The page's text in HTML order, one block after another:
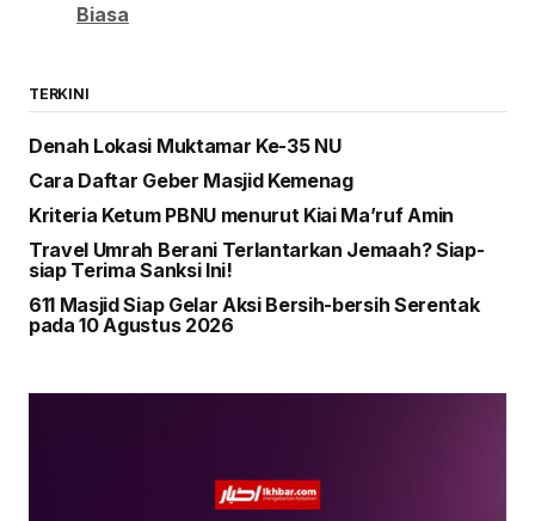
Biasa
TERKINI
Denah Lokasi Muktamar Ke-35 NU
Cara Daftar Geber Masjid Kemenag
Kriteria Ketum PBNU menurut Kiai Ma’ruf Amin
Travel Umrah Berani Terlantarkan Jemaah? Siap-
siap Terima Sanksi Ini!
611 Masjid Siap Gelar Aksi Bersih-bersih Serentak
pada 10 Agustus 2026